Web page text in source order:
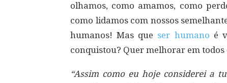
olhamos, como amamos, como
como lidamos com nossos
humanos! Mas que ser humano é
conquistou? Quer melhorar em todos
“Assim como eu hoje considerei a